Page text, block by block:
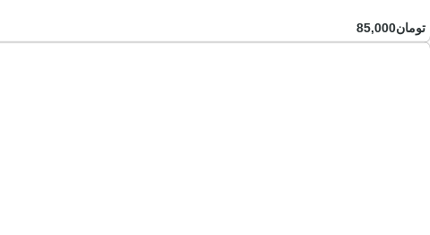
تومان85,000